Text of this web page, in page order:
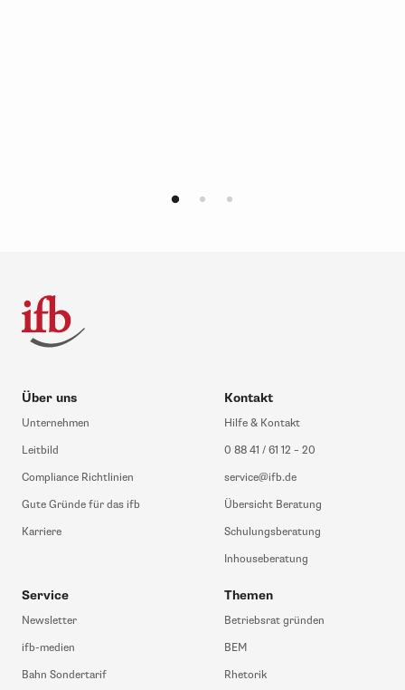
Über uns
Unternehmen
Leitbild
Compliance Richtlinien
Gute Gründe für das ifb
Karriere
Kontakt
Hilfe & Kontakt
0 88 41 / 61 12 – 20
service@ifb.de
Übersicht Beratung
Schulungsberatung
Inhouseberatung
Service
Newsletter
ifb-medien
Bahn Sondertarif
Themen
Betriebsrat gründen
BEM
Rhetorik